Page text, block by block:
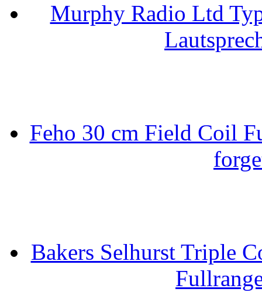
Murphy Radio Ltd
Feho 30 cm Field Coil
Bakers Selhurst Triple